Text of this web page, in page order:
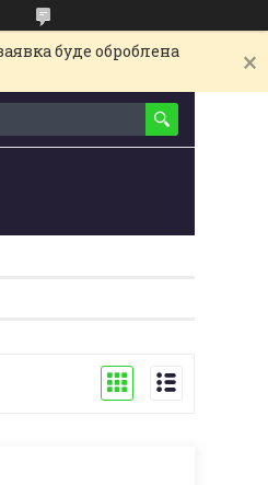
буде оброблена